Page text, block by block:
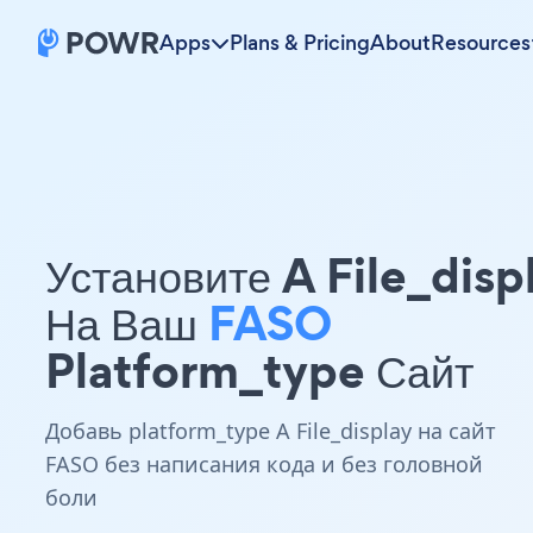
Apps Plans & PricingAboutResources
Установите A
На Ваш FASO
Platform_type Сайт
Добавь platform_type A File_display на сайт
FASO без написания кода и без головной
боли